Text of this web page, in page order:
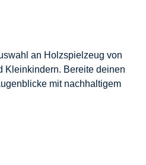
an Holzspielzeug von
Kleinkindern. Bereite deinen
mit nachhaltigem